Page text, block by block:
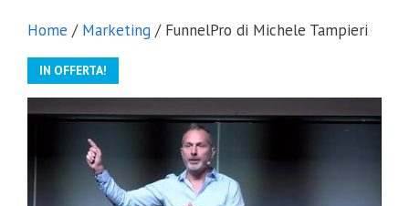
Home / Marketing / FunnelPro di Michele Tampieri
IN OFFERTA!